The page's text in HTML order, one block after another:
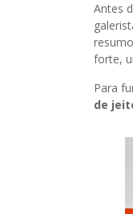
Antes
forte,
Para
de